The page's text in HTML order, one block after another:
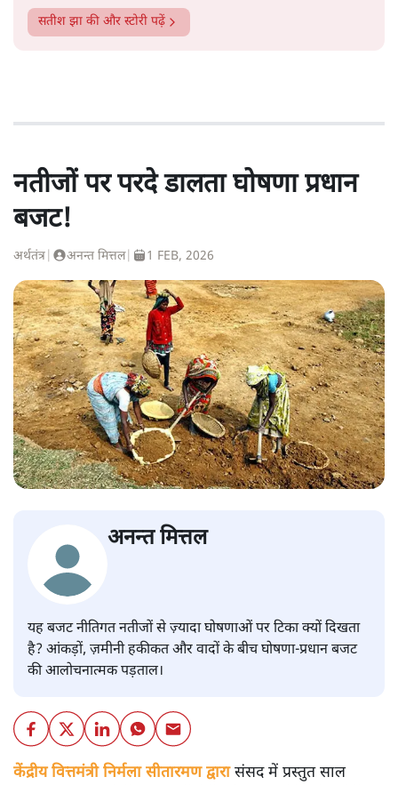
सतीश झा की और स्टोरी पढ़ें
नतीजों पर परदे डालता घोषणा प्रधान
बजट!
अर्थतंत्र अनन्त मित्तल| 1 FEB, 2026
अनन्त मित्तल
यह बजट नीतिगत नतीजों से ज़्यादा घोषणाओं पर टिका क्यों दिखता
है? आंकड़ों, ज़मीनी हकीकत और वादों के बीच घोषणा-प्रधान बजट
की आलोचनात्मक पड़ताल।
केंद्रीय वित्तमंत्री निर्मला सीतारमण द्वारासंसद में प्रस्तुत साल